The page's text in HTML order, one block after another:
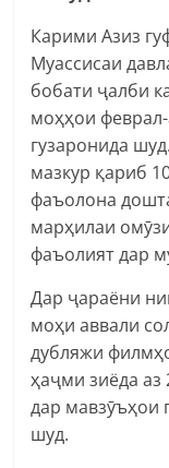
Карими Азиз
Муассисаи
бобати ҷалби
моҳҳои
гузаронида
мазкур қариб
фаъолона
марҳилаи
фаъолият дар
Дар ҷараёни
моҳи аввали
дубляжи
ҳаҷми зиёда аз
дар мавзӯъҳои
шуд.